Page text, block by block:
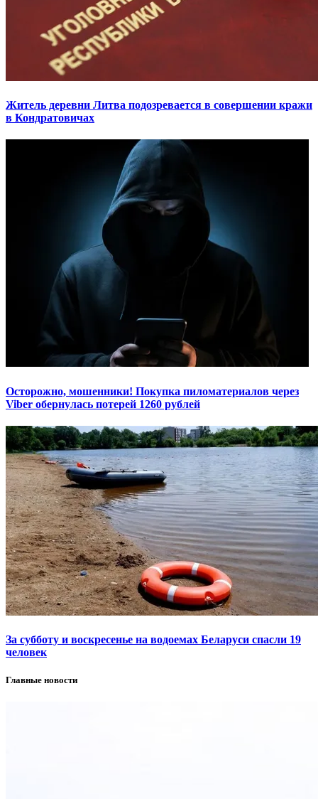
Житель деревни Литва подозревается в совершении кражи
в Кондратовичах
Осторожно, мошенники! Покупка пиломатериалов через
Viber обернулась потерей 1260 рублей
За субботу и воскресенье на водоемах Беларуси спасли 19
человек
Главные новости